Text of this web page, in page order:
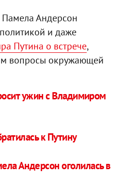
Андерсон
и даже
Путина о встрече,
вопросы окружающей
ужин с Владимиром
к Путину
Андерсон оголилась в